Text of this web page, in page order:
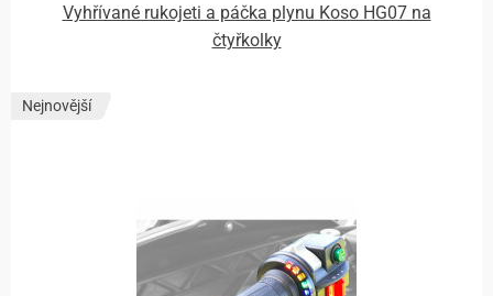
Vyhřívané rukojeti a páčka plynu Koso HG07 na
čtyřkolky
Nejnovější